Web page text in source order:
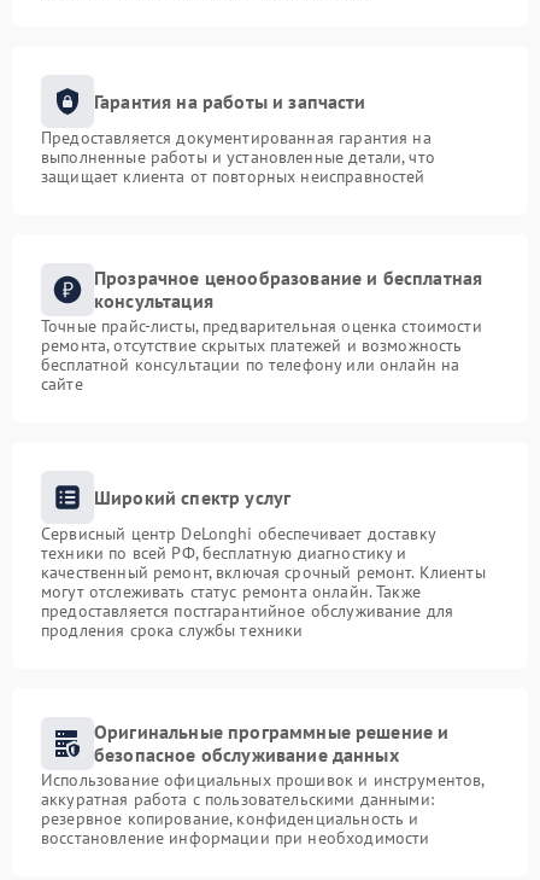
Гарантия на работы и запчасти
Предоставляется документированная гарантия на
выполненные работы и установленные детали, что
защищает клиента от повторных неисправностей
Прозрачное ценообразование и бесплатная
консультация
Точные прайс-листы, предварительная оценка стоимости
ремонта, отсутствие скрытых платежей и возможность
бесплатной консультации по телефону или онлайн на
сайте
Широкий спектр услуг
Сервисный центр DeLonghi обеспечивает доставку
техники по всей РФ, бесплатную диагностику и
качественный ремонт, включая срочный ремонт. Клиенты
могут отслеживать статус ремонта онлайн. Также
предоставляется постгарантийное обслуживание для
продления срока службы техники
Оригинальные программные решение и
безопасное обслуживание данных
Использование официальных прошивок и инструментов,
аккуратная работа с пользовательскими данными:
резервное копирование, конфиденциальность и
восстановление информации при необходимости